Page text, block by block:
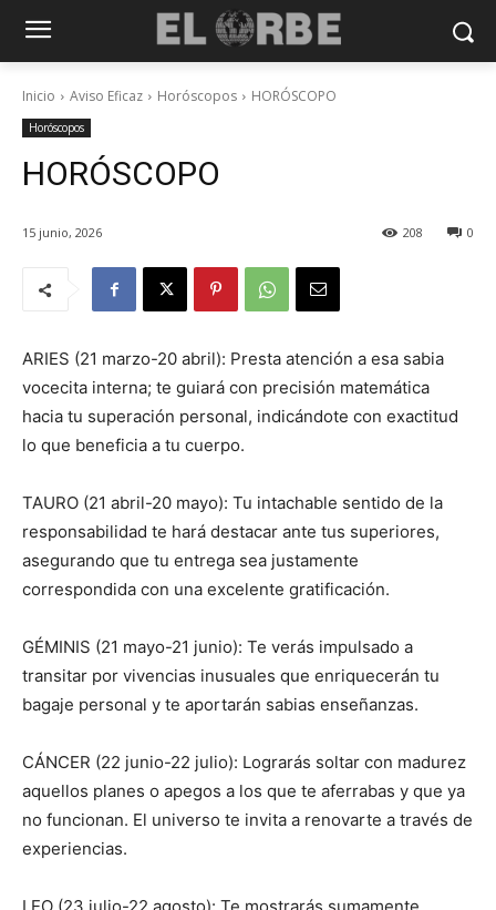
Inicio Aviso Eficaz Horóscopos HORÓSCOPO
Horóscopos
HORÓSCOPO
15 junio, 2026 0
208
ARIES (21 marzo-20 abril): Presta atención a esa sabia
vocecita interna; te guiará con precisión matemática
hacia tu superación personal, indicándote con exactitud
lo que beneficia a tu cuerpo.
TAURO (21 abril-20 mayo): Tu intachable sentido de la
responsabilidad te hará destacar ante tus superiores,
asegurando que tu entrega sea justamente
correspondida con una excelente gratificación.
GÉMINIS (21 mayo-21 junio): Te verás impulsado a
transitar por vivencias inusuales que enriquecerán tu
bagaje personal y te aportarán sabias enseñanzas.
CÁNCER (22 junio-22 julio): Lograrás soltar con madurez
aquellos planes o apegos a los que te aferrabas y que ya
no funcionan. El universo te invita a renovarte a través de
experiencias.